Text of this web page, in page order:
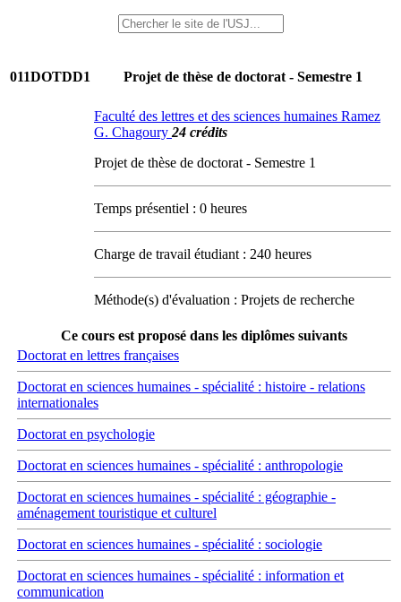
011DOTDD1 Projet de thèse de doctorat - Semestre 1
Faculté des lettres et des sciences humaines Ramez
G. Chagoury 24 crédits
Projet de thèse de doctorat - Semestre 1
Temps présentiel : 0 heures
Charge de travail étudiant : 240 heures
Méthode(s) d'évaluation : Projets de recherche
Ce cours est proposé dans les diplômes suivants
Doctorat en lettres françaises
Doctorat en sciences humaines - spécialité : histoire - relations
internationales
Doctorat en psychologie
Doctorat en sciences humaines - spécialité : anthropologie
Doctorat en sciences humaines - spécialité : géographie -
aménagement touristique et culturel
Doctorat en sciences humaines - spécialité : sociologie
Doctorat en sciences humaines - spécialité : information et
communication